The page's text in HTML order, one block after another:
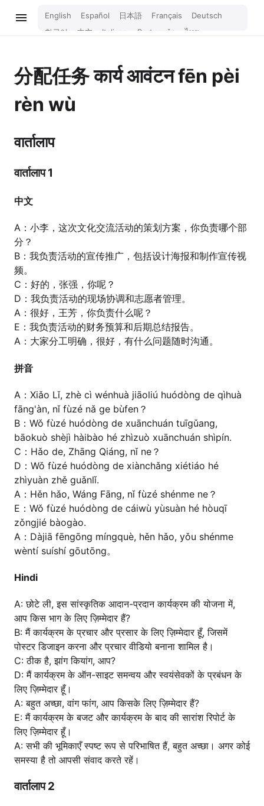
English Español 日本語 Français
Deutsch
한국어
中文 Italiano Português
ไทย
Bahasa Indonesia
Русский
分配任务कार्य आवंटनfēn pèi
rèn wù
वार्तालाप
वार्तालाप 1
中文
A：小李，这次文化交流活动的策划方案，你负责哪个部
分？
B：我负责活动的宣传推广，包括设计海报和制作宣传视
频。
C：好的，张强，你呢？
D：我负责活动的现场协调和志愿者管理。
A：很好，王芳，你负责什么呢？
E：我负责活动的财务预算和后期总结报告。
A：大家分工明确，很好，有什么问题随时沟通。
拼音
A：Xiǎo Lǐ, zhè cì wénhuà jiāoliú huódòng de qìhuà
fāng'àn, nǐ fùzé nǎ ge bùfen？
B：Wǒ fùzé huódòng de xuānchuán tuīgǔang,
bāokuò shèjì hàibào hé zhìzuò xuānchuán shìpín.
C：Hǎo de, Zhāng Qiáng, nǐ ne？
D：Wǒ fùzé huódòng de xiànchǎng xiétiáo hé
zhìyuàn zhě guǎnlǐ.
A：Hěn hǎo, Wáng Fāng, nǐ fùzé shénme ne？
E：Wǒ fùzé huódòng de cáiwù yùsuàn hé hòuqī
zǒngjié bàogào.
A：Dàjiā fēngōng míngquè, hěn hǎo, yǒu shénme
wèntí suíshí gōutōng。
Hindi
A: छोटे ली, इस सांस्कृतिक आदान-प्रदान कार्यक्रम की योजना में,
आप किस भाग के लिए ज़िम्मेदार हैं?
B: मैं कार्यक्रम के प्रचार और प्रसार के लिए ज़िम्मेदार हूँ, जिसमें
पोस्टर डिजाइन करना और प्रचार वीडियो बनाना शामिल है।
C: ठीक है, झांग कियांग, आप?
D: मैं कार्यक्रम के ऑन-साइट समन्वय और स्वयंसेवकों के प्रबंधन के
लिए ज़िम्मेदार हूँ।
A: बहुत अच्छा, वांग फांग, आप किसके लिए ज़िम्मेदार हैं?
E: मैं कार्यक्रम के बजट और कार्यक्रम के बाद की सारांश रिपोर्ट के
लिए ज़िम्मेदार हूँ।
A: सभी की भूमिकाएँ स्पष्ट रूप से परिभाषित हैं, बहुत अच्छा। अगर कोई
समस्या है तो आपसी संवाद करते रहें।
वार्तालाप 2